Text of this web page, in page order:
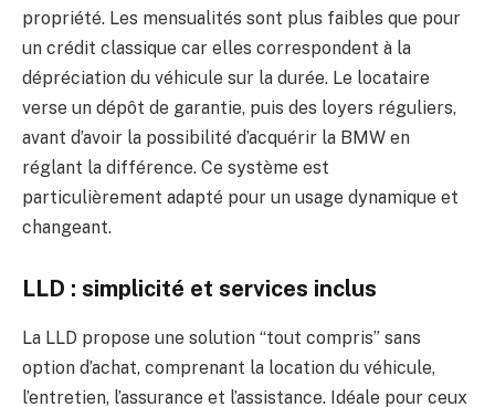
propriété. Les mensualités sont plus faibles que pour
un crédit classique car elles correspondent à la
dépréciation du véhicule sur la durée. Le locataire
verse un dépôt de garantie, puis des loyers réguliers,
avant d’avoir la possibilité d’acquérir la BMW en
réglant la différence. Ce système est
particulièrement adapté pour un usage dynamique et
changeant.
LLD : simplicité et services inclus
La LLD propose une solution “tout compris” sans
option d’achat, comprenant la location du véhicule,
l’entretien, l’assurance et l’assistance. Idéale pour ceux